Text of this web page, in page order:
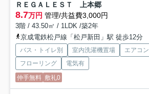
ＲＥＧＡＬＥＳＴ 上本郷
8.7万円 管理/共益費3,000円
3階 / 43.50㎡ / 1LDK /築2年
京成電鉄松戸線「松戸新田」駅 徒歩12分
バス・トイレ別 室内洗濯機置場 エアコン
フローリング
電気有
仲手無料 敷礼0